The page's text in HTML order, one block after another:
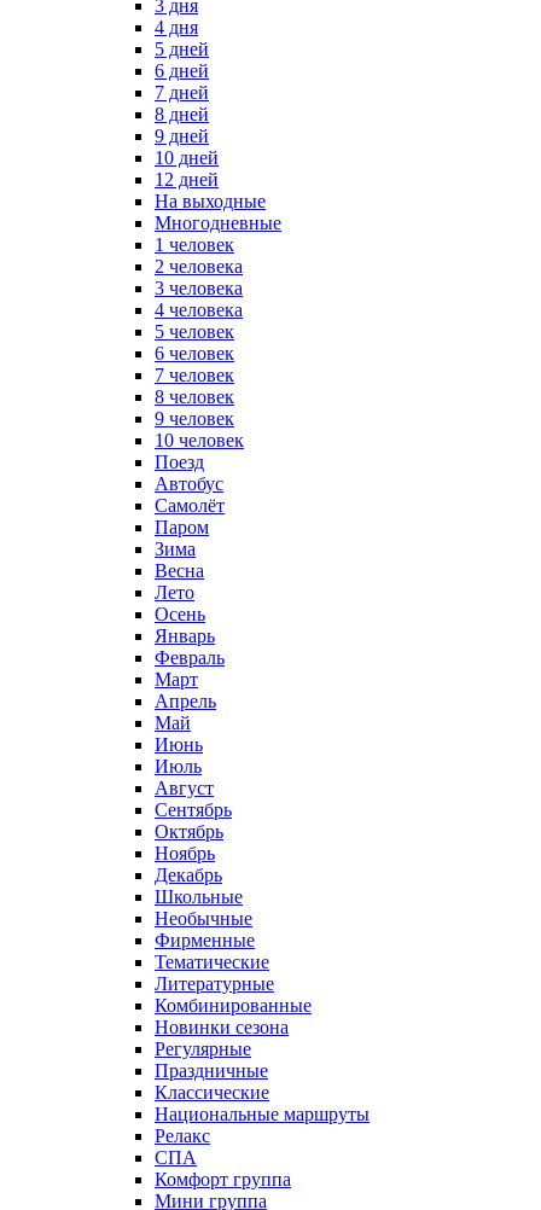
3 дня
4 дня
5 дней
6 дней
7 дней
8 дней
9 дней
10 дней
12 дней
На выходные
Многодневные
1 человек
2 человека
3 человека
4 человека
5 человек
6 человек
7 человек
8 человек
9 человек
10 человек
Поезд
Автобус
Самолёт
Паром
Зима
Весна
Лето
Осень
Январь
Февраль
Март
Апрель
Май
Июнь
Июль
Август
Сентябрь
Октябрь
Ноябрь
Декабрь
Школьные
Необычные
Фирменные
Тематические
Литературные
Комбинированные
Новинки сезона
Регулярные
Праздничные
Классические
Национальные маршруты
Релакс
СПА
Комфорт группа
Мини группа